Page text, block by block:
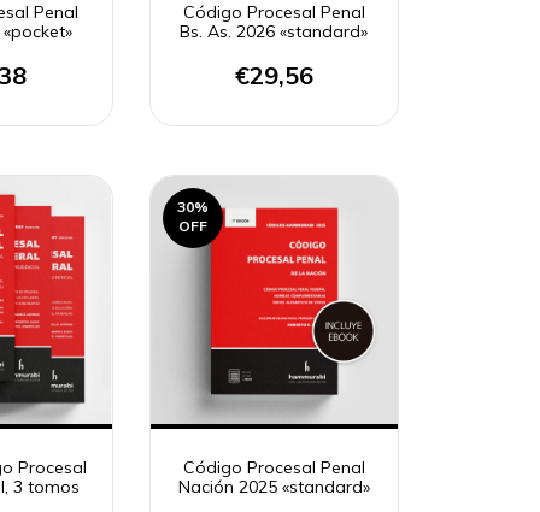
Penal
Código Procesal Penal
Bs. As. 2026 «standard»
€29,56
Procesal
3 tomos
30%
OFF
Código Procesal Penal
Nación 2025 «standard»